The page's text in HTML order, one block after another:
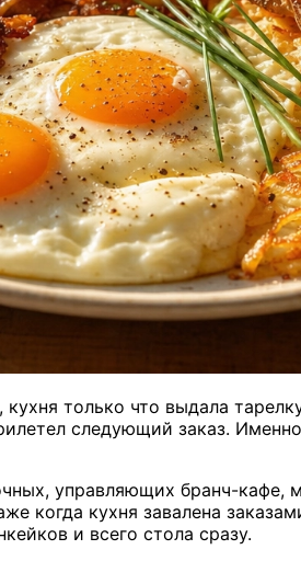
только что выдала
следующий заказ.
управляющих бранч-
кухня завалена
и всего стола сразу.